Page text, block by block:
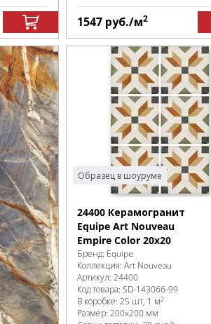
1547 руб./м2
Образец в шоуруме
24400 Керамогранит
Equipe Art Nouveau
Empire Color 20x20
Бренд: Equipe
Коллекция: Art Nouveau
Артикул: 24400
Код товара: SD-143066-99
В коробке: 25 шт, 1 м2
Размер: 200x200 мм